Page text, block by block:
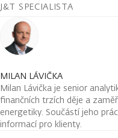
J&T SPECIALISTA
MILAN LÁVIČKA
Milan Lávička je senior
finančních trzích děje a
energetiky. Součástí jeho
informací pro klienty.